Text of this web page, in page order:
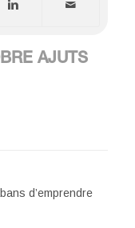
AJUTS
d’emprendre